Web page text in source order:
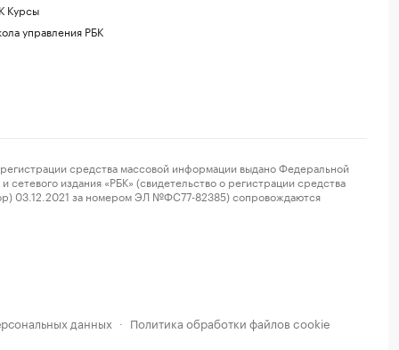
Курсы
управления РБК
средства массовой информации выдано Федеральной
издания «РБК» (свидетельство о регистрации средства
03.12.2021 за номером ЭЛ №ФС77-82385) сопровождаются
данных · Политика обработки файлов cookie